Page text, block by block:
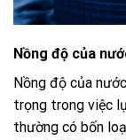
Nồng độ của
Nồng độ của
trọng trong việc
thường có bốn